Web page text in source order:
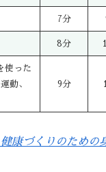
7分
8分
使った
動、
9分
康づくりのための